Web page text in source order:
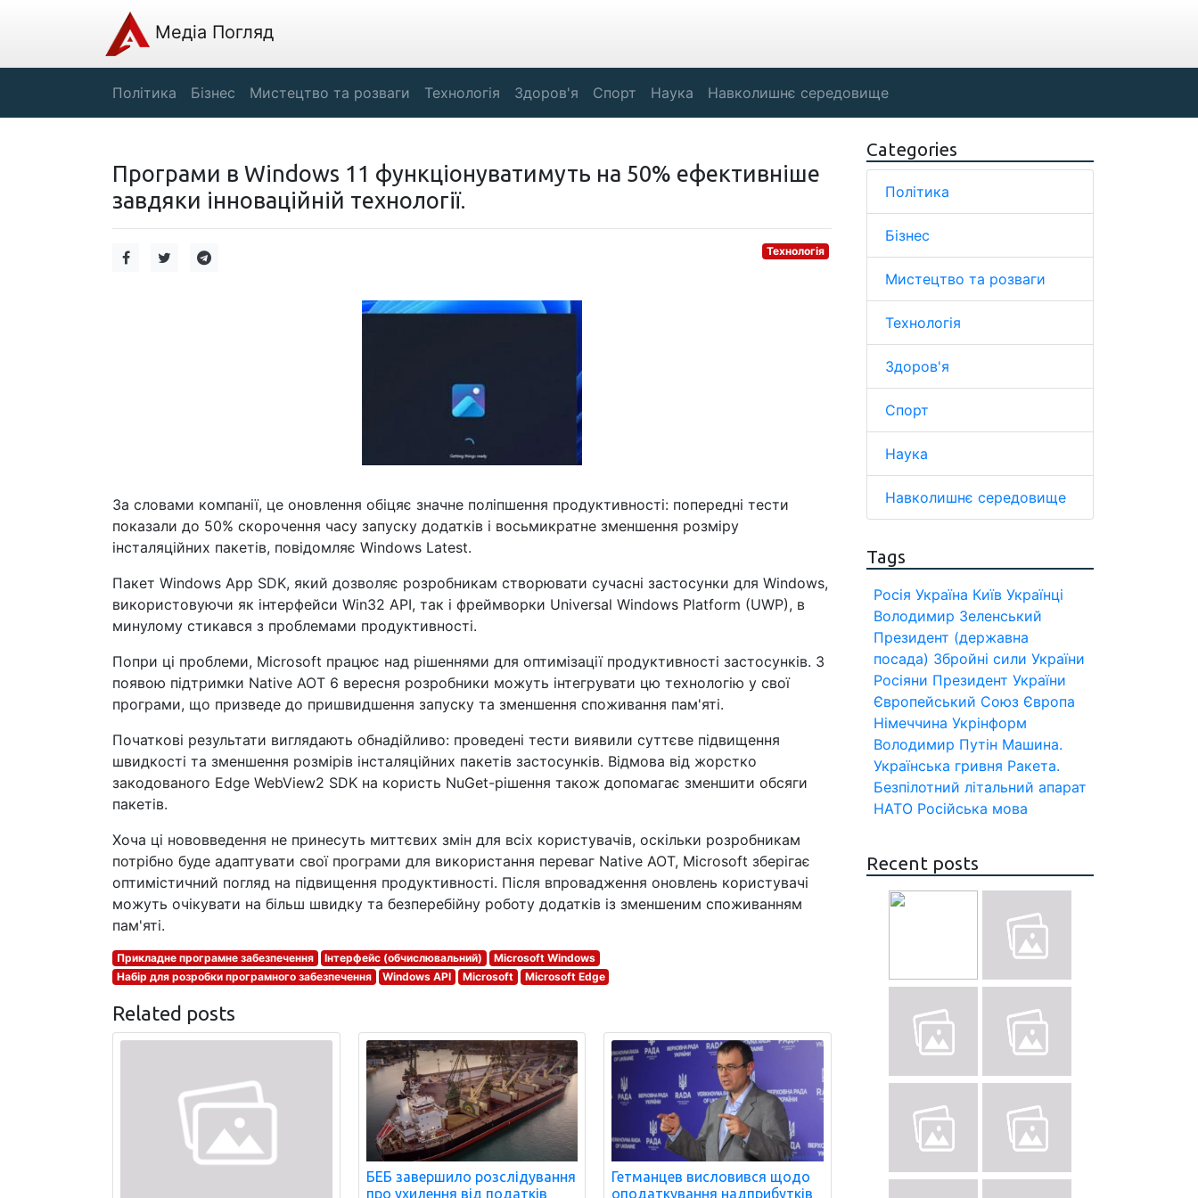
Медіа Погляд
Політика Бізнес Мистецтво та розваги Технологія Здоров'я Спорт Наука Навколишнє середовище
Програми в Windows 11 функціонуватимуть на 50% ефективніше
завдяки інноваційній технології.
Технологія
За словами компанії, це оновлення обіцяє значне поліпшення продуктивності: попередні тести
показали до 50% скорочення часу запуску додатків і восьмикратне зменшення розміру
інсталяційних пакетів, повідомляє Windows Latest.
Пакет Windows App SDK, який дозволяє розробникам створювати сучасні застосунки для Windows,
використовуючи як інтерфейси Win32 API, так і фреймворки Universal Windows Platform (UWP), в
минулому стикався з проблемами продуктивності.
Попри ці проблеми, Microsoft працює над рішеннями для оптимізації продуктивності застосунків. З
появою підтримки Native AOT 6 вересня розробники можуть інтегрувати цю технологію у свої
програми, що призведе до пришвидшення запуску та зменшення споживання пам'яті.
Початкові результати виглядають обнадійливо: проведені тести виявили суттєве підвищення
швидкості та зменшення розмірів інсталяційних пакетів застосунків. Відмова від жорстко
закодованого Edge WebView2 SDK на користь NuGet-рішення також допомагає зменшити обсяги
пакетів.
Хоча ці нововведення не принесуть миттєвих змін для всіх користувачів, оскільки розробникам
потрібно буде адаптувати свої програми для використання переваг Native AOT, Microsoft зберігає
оптимістичний погляд на підвищення продуктивності. Після впровадження оновлень користувачі
можуть очікувати на більш швидку та безперебійну роботу додатків із зменшеним споживанням
пам'яті.
Прикладне програмне забезпечення Інтерфейс (обчислювальний)
Microsoft Windows
Набір для розробки програмного забезпечення
Windows API Microsoft Microsoft Edge
Related posts
БЕБ завершило розслідування
про ухилення від податків
Гетманцев висловився щодо
оподаткування надприбутків
Categories
Політика
Бізнес
Мистецтво та розваги
Технологія
Здоров'я
Спорт
Наука
Навколишнє середовище
Tags
Росія Україна Київ Українці
Володимир Зеленський
Президент (державна
посада) Збройні сили України
Росіяни Президент України
Європейський Союз Європа
Німеччина Укрінформ
Володимир Путін Машина.
Українська гривня Ракета.
Безпілотний літальний апарат
НАТО Російська мова
Recent posts